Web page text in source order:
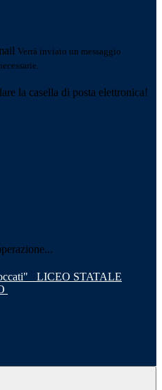
Verrà inviato un messaggio
la casella di posta elettronica!
LICEO STATALE